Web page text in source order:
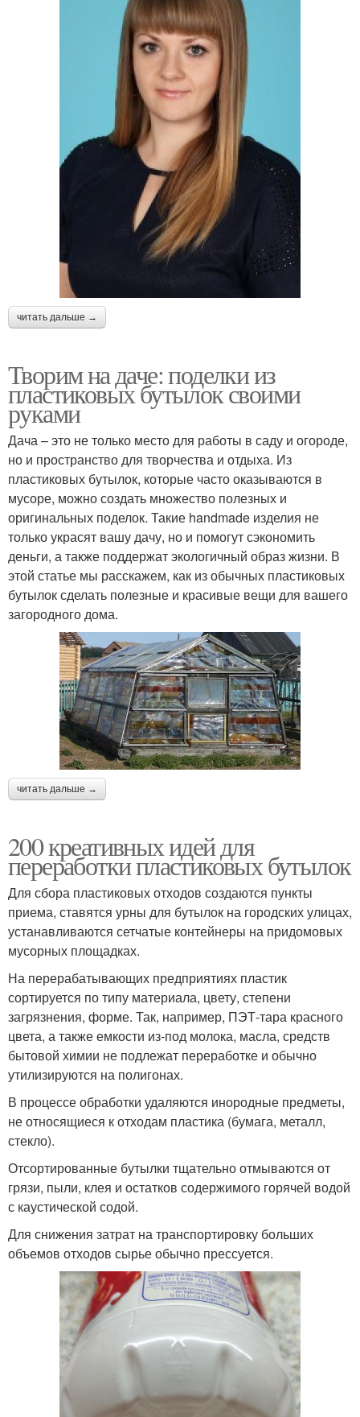
читать дальше →
Творим на даче: поделки из
пластиковых бутылок своими
руками
Дача – это не только место для работы в саду и огороде,
но и пространство для творчества и отдыха. Из
пластиковых бутылок, которые часто оказываются в
мусоре, можно создать множество полезных и
оригинальных поделок. Такие handmade изделия не
только украсят вашу дачу, но и помогут сэкономить
деньги, а также поддержат экологичный образ жизни. В
этой статье мы расскажем, как из обычных пластиковых
бутылок сделать полезные и красивые вещи для вашего
загородного дома.
читать дальше →
200 креативных идей для
переработки пластиковых бутылок
Для сбора пластиковых отходов создаются пункты
приема, ставятся урны для бутылок на городских улицах,
устанавливаются сетчатые контейнеры на придомовых
мусорных площадках.
На перерабатывающих предприятиях пластик
сортируется по типу материала, цвету, степени
загрязнения, форме. Так, например, ПЭТ-тара красного
цвета, а также емкости из-под молока, масла, средств
бытовой химии не подлежат переработке и обычно
утилизируются на полигонах.
В процессе обработки удаляются инородные предметы,
не относящиеся к отходам пластика (бумага, металл,
стекло).
Отсортированные бутылки тщательно отмываются от
грязи, пыли, клея и остатков содержимого горячей водой
с каустической содой.
Для снижения затрат на транспортировку больших
объемов отходов сырье обычно прессуется.